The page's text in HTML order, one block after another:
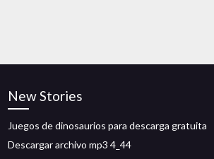
New Stories
Juegos de dinosaurios para descarga gratuita
Descargar archivo mp3 4_44